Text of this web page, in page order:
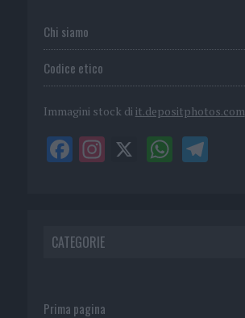
Chi siamo
Codice etico
Immagini stock di it.depositphotos.com
CATEGORIE
Prima pagina